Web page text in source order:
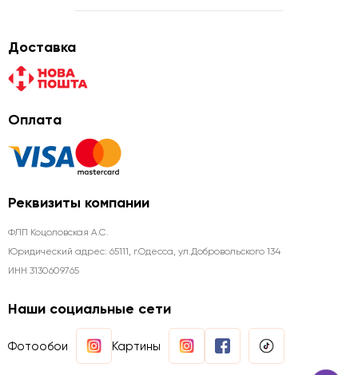
Доставка
Оплата
Реквизиты компании
ФЛП Коцоловская А.С.
Юридический адрес: 65111, г.Одесса, ул.Добровольского 134
ИНН 3130609765
Наши социальные сети
Фотообои Картины